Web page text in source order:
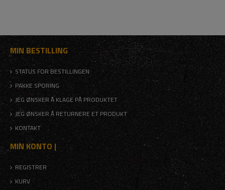
MIN BESTILLING
STATUS FOR BESTILLINGEN
PAKKE SPORING
JEG ØNSKER Å KLAGE PÅ PRODUKTET
JEG ØNSKER Å RETURNERE ET PRODUKT
KONTAKT
MIN KONTO |
REGISTRER
KURV